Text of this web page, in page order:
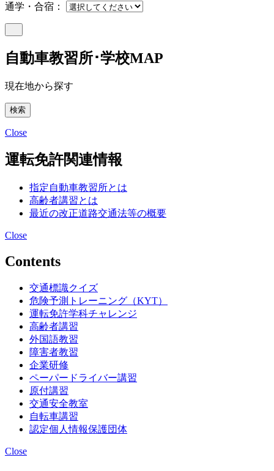
通学・合宿：
自動車教習所･学校MAP
現在地から探す
Close
運転免許関連情報
指定自動車教習所とは
高齢者講習とは
最近の改正道路交通法等の概要
Close
Contents
交通標識クイズ
危険予測トレーニング（KYT）
運転免許学科チャレンジ
高齢者講習
外国語教習
障害者教習
企業研修
ペーパードライバー講習
原付講習
交通安全教室
自転車講習
認定個人情報保護団体
Close